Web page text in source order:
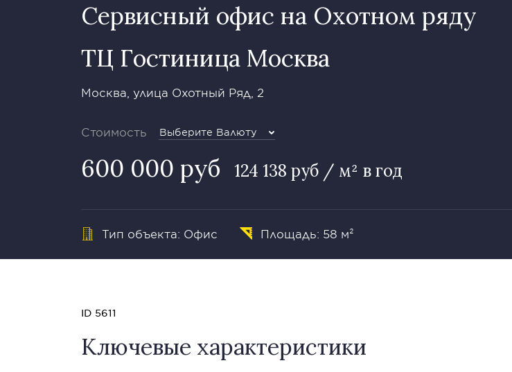
Сервисный офис на Охотном ряду
ТЦ Гостиница Москва
Москва, улица Охотный Ряд, 2
Стоимость Выберите Валюту
600 000 руб 124 138 руб / м² в год
Тип объекта: Офис Площадь: 58 м²
ID 5611
Ключевые характеристики